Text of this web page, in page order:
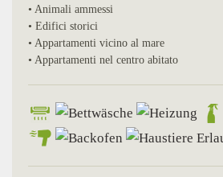
• Animali ammessi
• Edifici storici
• Appartamenti vicino al mare
• Appartamenti nel centro abitato